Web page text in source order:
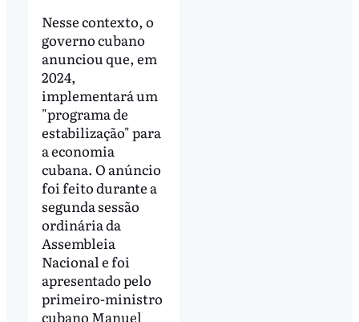
Nesse contexto, o
governo cubano
anunciou que, em
2024,
implementará um
"programa de
estabilização" para
a economia
cubana. O anúncio
foi feito durante a
segunda sessão
ordinária da
Assembleia
Nacional e foi
apresentado pelo
primeiro-ministro
cubano Manuel